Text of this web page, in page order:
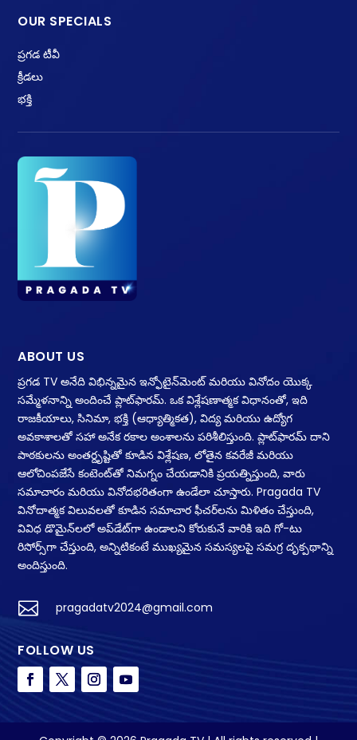
OUR SPECIALS
ప్రగడ టీవీ
క్రీడలు
భక్తి
ABOUT US
ప్రగడ TV అనేది విభిన్నమైన ఇన్ఫోటైన్‌మెంట్ మరియు వినోదం యొక్క
సమ్మేళనాన్ని అందించే ప్లాట్‌ఫారమ్. ఒక విశ్లేషణాత్మక విధానంతో, ఇది
రాజకీయాలు, సినిమా, భక్తి (ఆధ్యాత్మికత), విద్య మరియు ఉద్యోగ
అవకాశాలతో సహా అనేక రకాల అంశాలను పరిశీలిస్తుంది. ప్లాట్‌ఫారమ్ దాని
పాఠకులను అంతర్దృష్టితో కూడిన విశ్లేషణ, లోతైన కవరేజీ మరియు
ఆలోచింపజేసే కంటెంట్‌తో నిమగ్నం చేయడానికి ప్రయత్నిస్తుంది, వారు
సమాచారం మరియు వినోదభరితంగా ఉండేలా చూస్తారు. Pragada TV
వినోదాత్మక విలువలతో కూడిన సమాచార ఫీచర్‌లను మిళితం చేస్తుంది,
వివిధ డొమైన్‌లలో అప్‌డేట్‌గా ఉండాలని కోరుకునే వారికి ఇది గో-టు
రిసోర్స్‌గా చేస్తుంది, అన్నిటికంటే ముఖ్యమైన సమస్యలపై సమగ్ర దృక్పథాన్ని
అందిస్తుంది.
 pragadatv2024@gmail.com
FOLLOW US